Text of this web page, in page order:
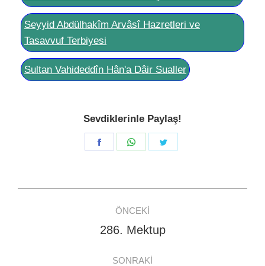
Seyyid Abdülhakîm Arvâsî Hazretleri ve
Tasavvuf Terbiyesi
Sultan Vahideddîn Hân'a Dâir Sualler
Sevdiklerinle Paylaş!
Share
Share
navigation
ÖNCEKI
Previous
286. Mektup
SONRAKI